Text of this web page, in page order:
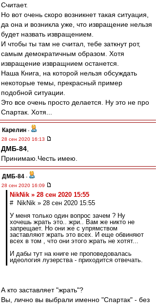
Считает.
Но вот очень скоро возникнет такая ситуация,
да она и возникла уже, что извращение нельзя
будет назвать извращением.
И чтобы ты там не считал, тебе заткнут рот,
самым демократичным образом. Хотя
извращение извращнием останется.
Наша Книга, на которой нельзя обсуждать
некоторые темы, прекрасный пример
подобной ситуации.
Это все очень просто делается. Ну это не про
Спартак. Хотя...
Карелин -
28 сен 2020 16:13
ДМБ-84
Принимаю.Честь имею.
ДМБ-84 -
28 сен 2020 16:09
NikNik » 28 сен 2020 15:55
# NikNik » 28 сен 2020 15:55
У меня только один вопрос зачем ? Ну
хочешь жрать это.. жри.. Вам же никто не
запрещает. Но они же с упрямством
заставляют жрать это всех. И еще обвиняют
всех в том , что они этого жрать не хотят...
И дабы тут на книге не проповедовалась
идеология лузерства - приходится отвечать.
А кто заставляет "жрать"?
Вы, лично вы выбрали именно "Спартак" - без